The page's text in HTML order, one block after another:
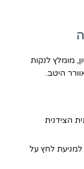
מומלץ לנקות
היטב.
הצידנית
עד 80% מנפחה למניעת לחץ על